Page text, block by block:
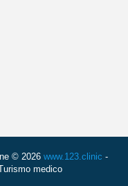
© 2026 www.123.clinic -
medico